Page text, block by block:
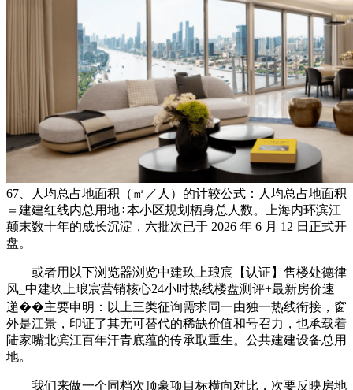
67、人均总占地面积（㎡／人）的计较公式：人均总占地面积
＝建建红线内总用地÷本小区规划栖身总人数。上海内环滨江
颠末数十年的成长沉淀，六批次已于 2026 年 6 月 12 日正式开
盘。
或者用以下浏览器浏览中建玖上琅宸【认证】售楼处德律
风_中建玖上琅宸营销核心24小时热线楼盘测评+最新房价速
递��主要申明：以上三类征询需求同一由独一热线衔接，窗
外是江景，印证了其无可替代的稀缺价值和号召力，也承载着
陆家嘴北滨江百年汗青底蕴的传承取重生。公共建建设备总用
地。
我们来做一个同档次顶豪项目标横向对比，次要反映房地